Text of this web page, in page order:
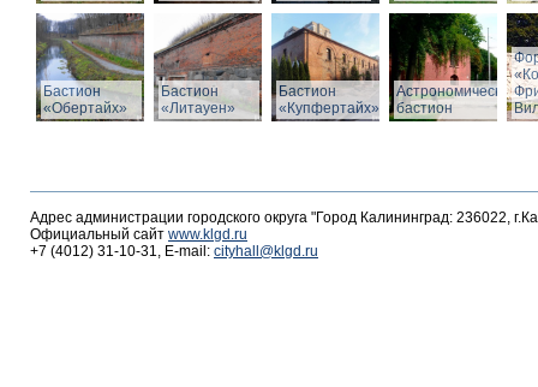
Бастион
«Обертайх»
Бастион
«Литауен»
Бастион
«Купфертайх»
Астрономический
бастион
Адрес администрации городского округа "Город Калининград: 236022,
Официальный сайт www.klgd.ru
+7 (4012) 31-10-31, E-mail: cityhall@klgd.ru